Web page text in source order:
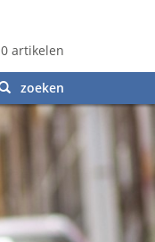
0 artikelen
zoeken